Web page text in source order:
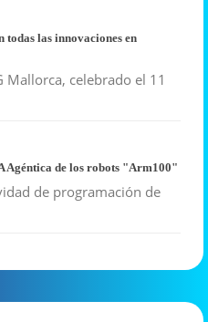
las innovaciones en
Mallorca, celebrado el 11
Agéntica de los robots "Arm100"
de programación de